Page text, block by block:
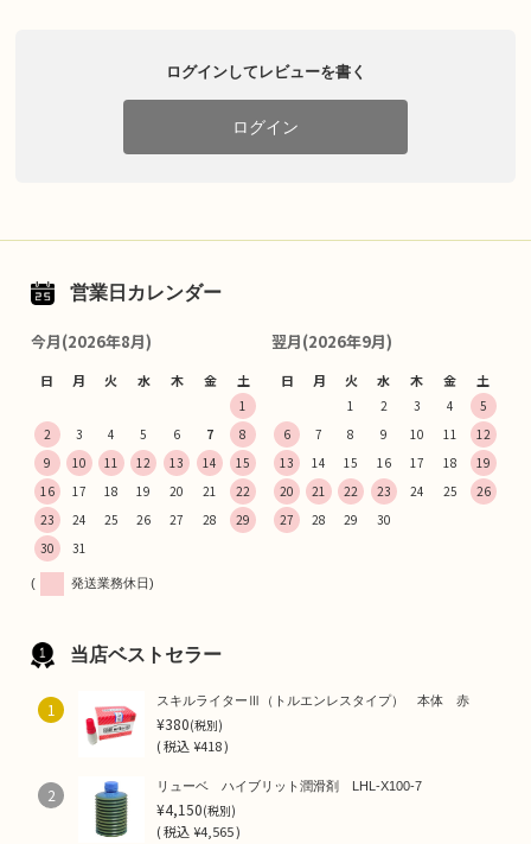
ログインしてレビューを書く
ログイン
営業日カレンダー
今月(2026年8月)
日 月 火 水 木 金 土
1
2
3 4 5 6 7
8
9
10 11 12 13 14
15
16
17 18 19 20 21
22
23
24 25 26 27 28
29
30
31
翌月(2026年9月)
日 月 火 水 木 金 土
1 2 3 4
5
6
7 8 9 10 11
12
13
14 15 16 17 18
19
20
21 22 23 24 25
26
27
28 29 30
( 発送業務休日)
当店ベストセラー
1 スキルライターⅢ（トルエンレスタイプ） 本体 赤
¥380(税別)
(税込¥418 )
2 リューベ ハイブリット潤滑剤 LHL-X100-7
¥4,150(税別)
(税込¥4,565 )